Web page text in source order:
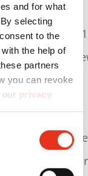
and for what
selecting
to the
the help of
partners
you can revoke
our privacy
780 x H max.
H 2470 mm,
für
Schließen